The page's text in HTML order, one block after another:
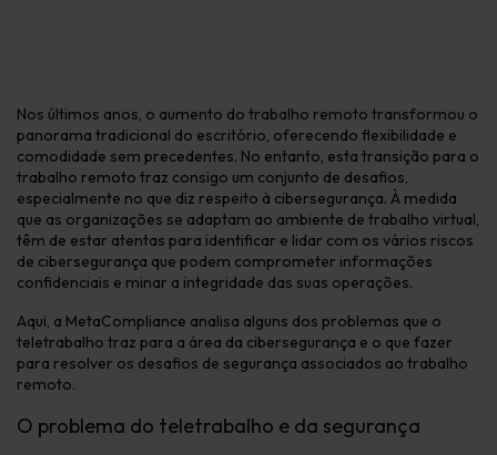
Nos últimos anos, o aumento do trabalho remoto transformou o
panorama tradicional do escritório, oferecendo flexibilidade e
comodidade sem precedentes. No entanto, esta transição para o
trabalho remoto traz consigo um conjunto de desafios,
especialmente no que diz respeito à cibersegurança. À medida
que as organizações se adaptam ao ambiente de trabalho virtual,
têm de estar atentas para identificar e lidar com os vários riscos
de cibersegurança que podem comprometer informações
confidenciais e minar a integridade das suas operações.
Aqui, a MetaCompliance analisa alguns dos problemas que o
teletrabalho traz para a área da cibersegurança e o que fazer
para resolver os desafios de segurança associados ao trabalho
remoto.
O problema do teletrabalho e da segurança